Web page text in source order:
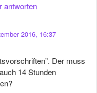
antworten
2016, 16:37
Der muss
14 Stunden